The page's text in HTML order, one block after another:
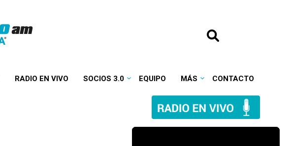
RADIO EN VIVO SOCIOS 3.0 EQUIPO MÁS CONTACTO